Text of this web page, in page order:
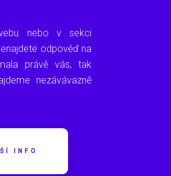
nebo v sekci
odpověď na
právě vás, tak
nezávávazně
INFO